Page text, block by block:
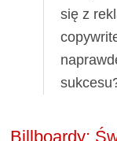
się z
Billboardy: